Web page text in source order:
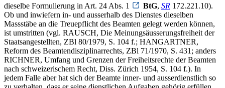
dieselbe Formulierung in Art. 24 Abs. 1
BtG, SR 172.221.10).
Ob und inwiefern in- und ausserhalb des Dienstes dieselben
Massstäbe an die Treuepflicht des Beamten gelegt werden können,
ist umstritten (vgl. RAUSCH, Die Meinungsäusserungsfreiheit der
Staatsangestellten, ZBl 80/1979, S. 104 f.; HANGARTNER,
Reform des Beamtendisziplinarrechts, ZBl 71/1970, S. 431; anders
RICHNER, Umfang und Grenzen der Freiheitsrechte der Beamten
nach schweizerischem Recht, Diss. Zürich 1954, S. 104 f.). In
jedem Falle aber hat sich der Beamte inner- und ausserdienstlich so